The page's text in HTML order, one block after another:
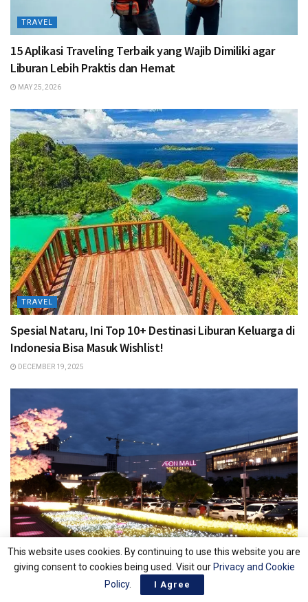
TRAVEL
15 Aplikasi Traveling Terbaik yang Wajib Dimiliki agar
Liburan Lebih Praktis dan Hemat
MAY 25, 2026
TRAVEL
Spesial Nataru, Ini Top 10+ Destinasi Liburan Keluarga di
Indonesia Bisa Masuk Wishlist!
DECEMBER 19, 2025
This website uses cookies. By continuing to use this website you are
giving consent to cookies being used. Visit our Privacy and Cookie
Policy. I Agree